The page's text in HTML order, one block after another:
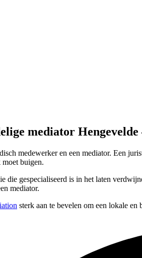
mediator
medewerker en een mediator. Een
moet buigen.
die gespecialiseerd is in het laten
mediator.
sterk aan te bevelen om een lokale